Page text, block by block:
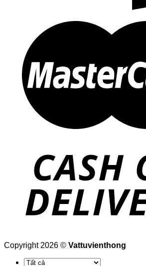
Copyright 2026 © Vattuvienthong